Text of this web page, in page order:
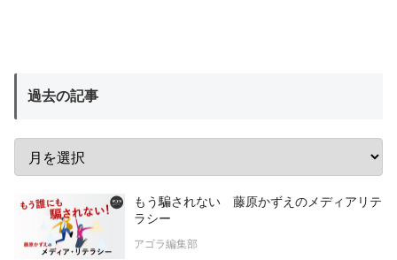
過去の記事
もう騙されない 藤原かずえのメディアリテ
ラシー
アゴラ編集部